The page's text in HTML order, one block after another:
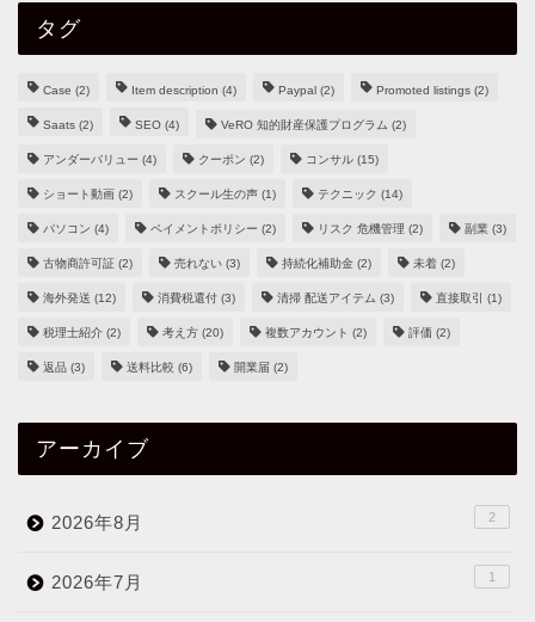
タグ
Case (2) Item description (4) Paypal (2) Promoted listings (2)
Saats (2) SEO (4) VeRO 知的財産保護プログラム (2)
アンダーバリュー (4) クーポン (2) コンサル (15)
ショート動画 (2) スクール生の声 (1) テクニック (14)
パソコン (4) ペイメントポリシー (2) リスク 危機管理 (2) 副業 (3)
古物商許可証 (2) 売れない (3) 持続化補助金 (2) 未着 (2)
海外発送 (12) 消費税還付 (3) 清掃 配送アイテム (3) 直接取引 (1)
税理士紹介 (2) 考え方 (20) 複数アカウント (2) 評価 (2)
返品 (3) 送料比較 (6) 開業届 (2)
アーカイブ
2026年8月 2
2026年7月 1